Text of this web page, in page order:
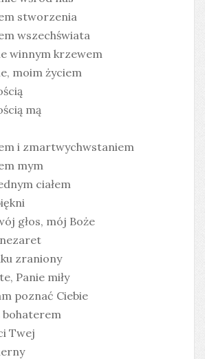
stworzenia
wszechświata
winnym krzewem
moim życiem
mą
i zmartwychwstaniem
mym
ciałem
głos, mój Boże
zraniony
Panie miły
poznać Ciebie
bohaterem
Twej